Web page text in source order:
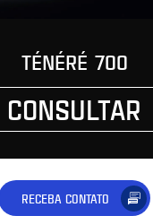
TÉNÉRÉ 700
CONSULTAR
RECEBA CONTATO